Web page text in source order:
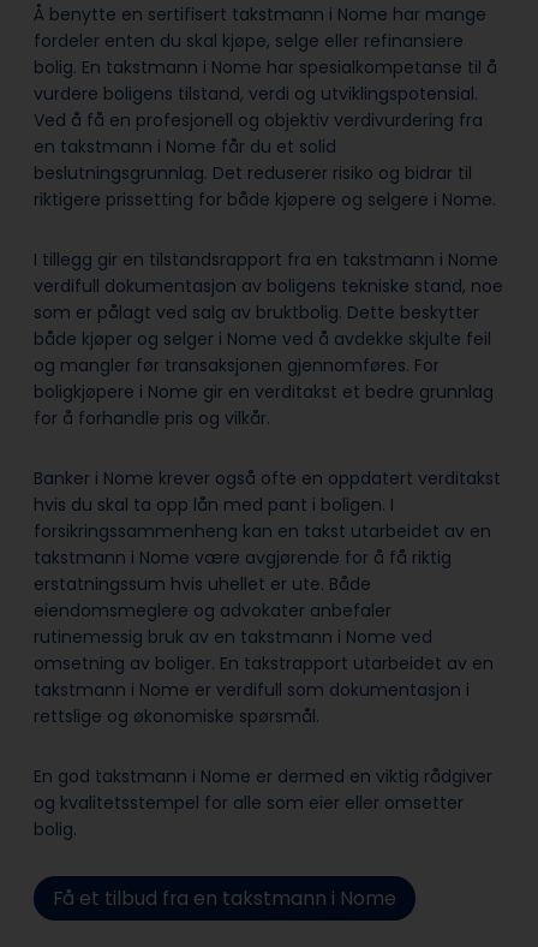
Å benytte en sertifisert takstmann i Nome har mange
fordeler enten du skal kjøpe, selge eller refinansiere
bolig. En takstmann i Nome har spesialkompetanse til å
vurdere boligens tilstand, verdi og utviklingspotensial.
Ved å få en profesjonell og objektiv verdivurdering fra
en takstmann i Nome får du et solid
beslutningsgrunnlag. Det reduserer risiko og bidrar til
riktigere prissetting for både kjøpere og selgere i Nome.
I tillegg gir en tilstandsrapport fra en takstmann i Nome
verdifull dokumentasjon av boligens tekniske stand, noe
som er pålagt ved salg av bruktbolig. Dette beskytter
både kjøper og selger i Nome ved å avdekke skjulte feil
og mangler før transaksjonen gjennomføres. For
boligkjøpere i Nome gir en verditakst et bedre grunnlag
for å forhandle pris og vilkår.
Banker i Nome krever også ofte en oppdatert verditakst
hvis du skal ta opp lån med pant i boligen. I
forsikringssammenheng kan en takst utarbeidet av en
takstmann i Nome være avgjørende for å få riktig
erstatningssum hvis uhellet er ute. Både
eiendomsmeglere og advokater anbefaler
rutinemessig bruk av en takstmann i Nome ved
omsetning av boliger. En takstrapport utarbeidet av en
takstmann i Nome er verdifull som dokumentasjon i
rettslige og økonomiske spørsmål.
En god takstmann i Nome er dermed en viktig rådgiver
og kvalitetsstempel for alle som eier eller omsetter
bolig.
Få et tilbud fra en takstmann i Nome